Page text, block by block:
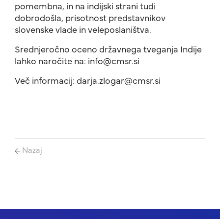
pomembna, in na indijski strani tudi
dobrodošla, prisotnost predstavnikov
slovenske vlade in veleposlaništva.
Srednjeročno oceno državnega tveganja Indije
lahko naročite na: info@cmsr.si
Več informacij: darja.zlogar@cmsr.si
Nazaj